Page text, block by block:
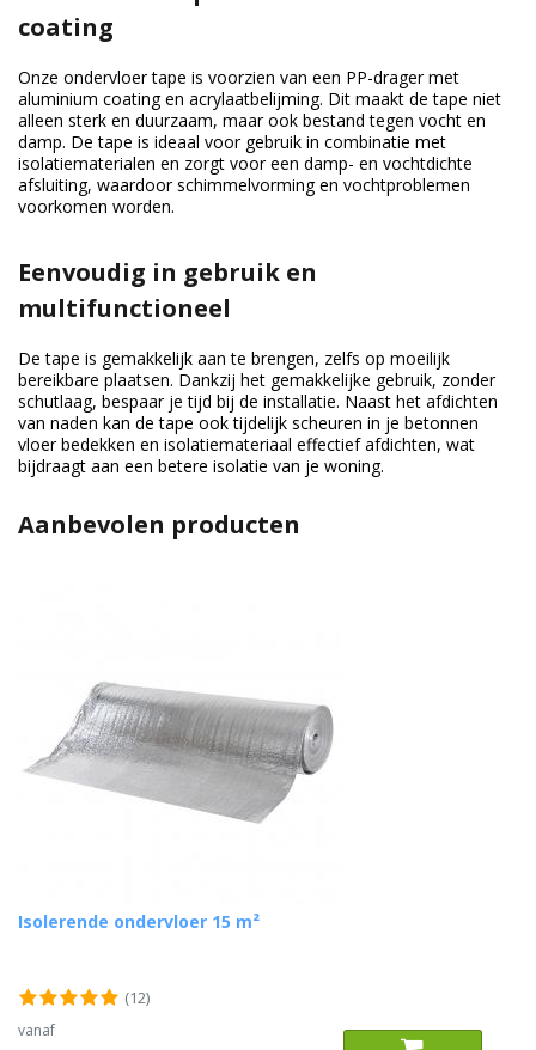
coating
Onze ondervloer tape is voorzien van een PP-drager met
aluminium coating en acrylaatbelijming. Dit maakt de tape niet
alleen sterk en duurzaam, maar ook bestand tegen vocht en
damp. De tape is ideaal voor gebruik in combinatie met
isolatiematerialen en zorgt voor een damp- en vochtdichte
afsluiting, waardoor schimmelvorming en vochtproblemen
voorkomen worden.
Eenvoudig in gebruik en
multifunctioneel
De tape is gemakkelijk aan te brengen, zelfs op moeilijk
bereikbare plaatsen. Dankzij het gemakkelijke gebruik, zonder
schutlaag, bespaar je tijd bij de installatie. Naast het afdichten
van naden kan de tape ook tijdelijk scheuren in je betonnen
vloer bedekken en isolatiemateriaal effectief afdichten, wat
bijdraagt aan een betere isolatie van je woning.
Aanbevolen producten
Isolerende ondervloer 15 m²
(12)
vanaf